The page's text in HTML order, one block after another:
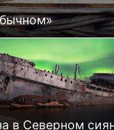
в Северном